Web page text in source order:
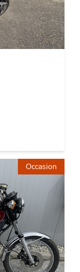
Occasion